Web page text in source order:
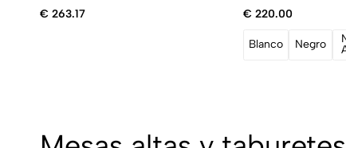
€ 263.17 € 220.00
Blanco Negro